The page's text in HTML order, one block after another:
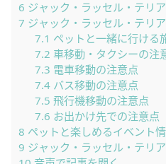
6 ジャック・ラッセル・テリ
7 ジャック・ラッセル・テリ
7.1 ペットと一緒に行ける
7.2 車移動・タクシーの注
7.3 電車移動の注意点
7.4バス移動の注意点
7.5 飛行機移動の注意点
7.6 お出かけ先での注意点
8 ペットと楽しめるイベント
9 ジャック・ラッセル・テリ